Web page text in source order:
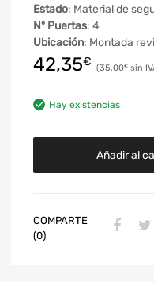
Estado: Material de
Nº Puertas: 4
Ubicación: Montada
42,35€ 35,00€
Hay existencias
Añadir al
COMPARTE
(0)